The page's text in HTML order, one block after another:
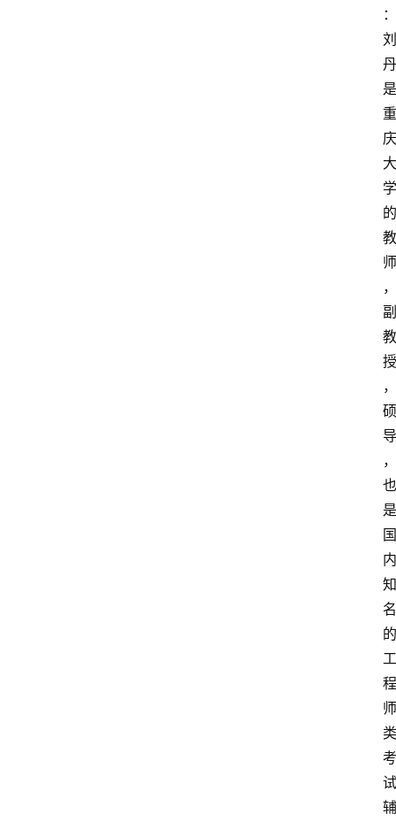
：
刘
丹
是
重
庆
大
学
的
教
师
，
副
教
授
，
硕
导
，
也
是
国
内
知
名
的
工
程
师
类
考
试
辅